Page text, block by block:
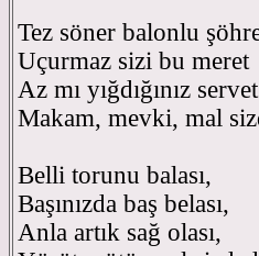
Tez söner balonlu
Uçurmaz sizi bu meret
Az mı yığdığınız
Makam, mevki, mal
Belli torunu balası,
Başınızda baş belası,
Anla artık sağ olası,